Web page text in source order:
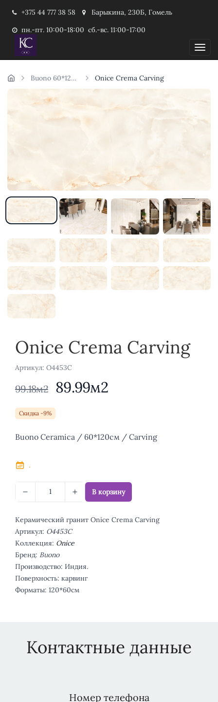
+375 44 777 38 58
Барыкина, 230Б, Гомель
пн.-пт. 10:00-18:00 сб.-вс. 11:00-17:00
Buono 60*120см Onice Crema Carving
Onice Crema Carving
Aртикул: O4453C
99.18м2 89.99м2
Скидка -9%
Описание
Buono Ceramica / 60*120см / Carving
.
В корзину
Керамический гранит Onice Crema Carving
Артикул: O4453C
Коллекция: Onice
Бренд: Buono
Производство: Индия.
Поверхность: карвинг
Форматы: 120*60см
Контактные данные
Номер телефона